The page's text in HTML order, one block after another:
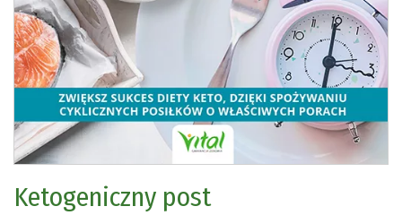
Ketogeniczny post